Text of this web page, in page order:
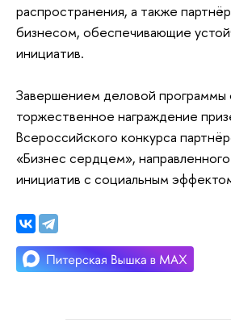
распространения, а также
бизнесом, обеспечивающие
инициатив.
Завершением деловой программы
торжественное награждение
Всероссийского конкурса
«Бизнес сердцем»,
инициатив с социальным